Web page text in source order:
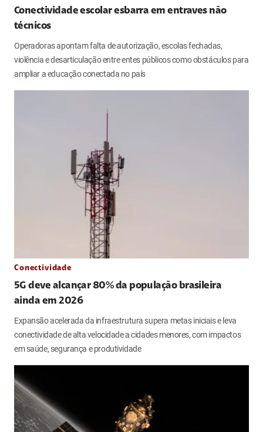
Conectividade escolar esbarra em entraves não
técnicos
Operadoras apontam falta de autorização, escolas fechadas,
violência e desarticulação entre entes públicos como obstáculos para
ampliar a educação conectada no país
Conectividade
5G deve alcançar 80% da população brasileira
ainda em 2026
Expansão acelerada da infraestrutura supera metas iniciais e leva
conectividade de alta velocidade a cidades menores, com impactos
em saúde, segurança e produtividade